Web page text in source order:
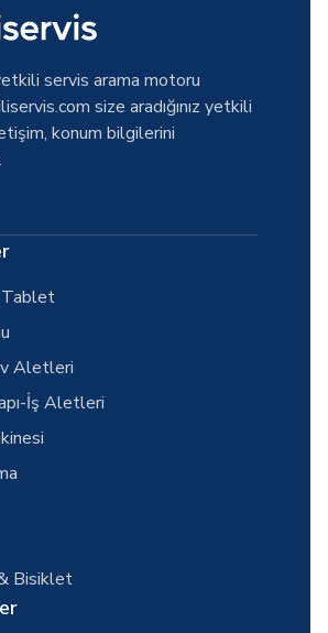
servis arama motoru
size aradığınız yetkili
konum bilgilerini
Tablet
Aletleri
İş Aletleri
Bisiklet